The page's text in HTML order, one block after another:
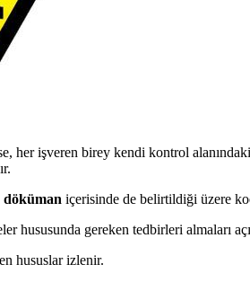
her işveren birey kendi kontrol
içerisinde de belirtildiği üzere
hususunda gereken tedbirleri almaları
hususlar izlenir.